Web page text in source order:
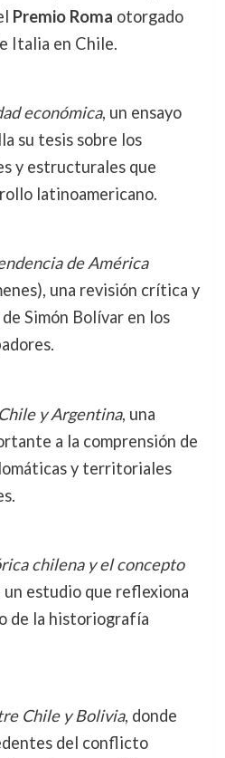
Premio Roma otorgado
Italia en Chile.
económica, un ensayo
su tesis sobre los
y estructurales que
latinoamericano.
de América
una revisión crítica y
Simón Bolívar en los
y Argentina, una
a la comprensión de
y territoriales
chilena y el concepto
un estudio que reflexiona
de la historiografía
Chile y Bolivia, donde
del conflicto